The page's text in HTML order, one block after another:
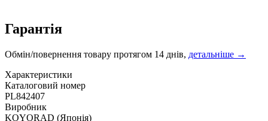
Гарантія
Обмін/повернення товару протягом 14 днів, детальніше →
Характеристики
Каталоговий номер
PL842407
Виробник
KOYORAD (Японія)